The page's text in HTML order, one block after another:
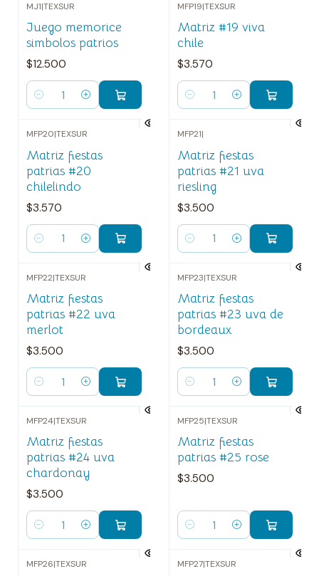
MJ1|TEXSUR
Juego memorice
simbolos patrios
$12.500
Cantidad
MFP19|TEXSUR
Matriz #19 viva
chile
$3.570
Cantidad
MFP20|TEXSUR
Matriz fiestas
patrias #20
chilelindo
$3.570
Cantidad
MFP21|
Matriz fiestas
patrias #21 uva
riesling
$3.500
Cantidad
MFP22|TEXSUR
Matriz fiestas
patrias #22 uva
merlot
$3.500
Cantidad
MFP23|TEXSUR
Matriz fiestas
patrias #23 uva de
bordeaux
$3.500
Cantidad
MFP24|TEXSUR
Matriz fiestas
patrias #24 uva
chardonay
$3.500
Cantidad
MFP25|TEXSUR
Matriz fiestas
patrias #25 rose
$3.500
Cantidad
MFP26|TEXSUR MFP27|TEXSUR